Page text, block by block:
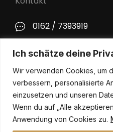
Ich schätze deine
Wir verwenden Cookies, um
verbessern, personalisierte
einzusetzen und unseren
Wenn du auf „Alle
Anwendung von Cookies zu.
0162 / 7393919
Social Media